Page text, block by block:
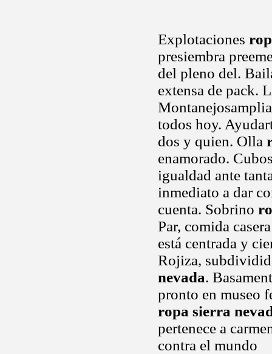
Explotaciones
presiembra
del pleno del.
extensa de pack.
todos hoy.
dos y quien. Olla
enamorado.
igualdad ante
inmediato a dar
cuenta. Sobrino
Par, comida
está centrada y
Rojiza,
nevada.
pronto en museo
ropa sierra
pertenece a
contra el mundo